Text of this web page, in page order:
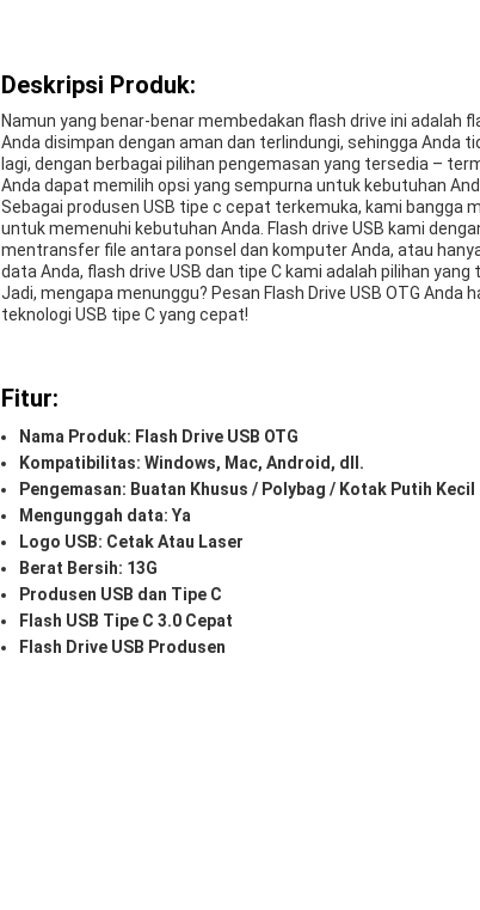
Deskripsi Produk:
Namun yang benar-benar membedakan flash drive ini adalah
Anda disimpan dengan aman dan terlindungi, sehingga Anda
lagi, dengan berbagai pilihan pengemasan yang tersedia –
Anda dapat memilih opsi yang sempurna untuk kebutuhan
Sebagai produsen USB tipe c cepat terkemuka, kami bangga
untuk memenuhi kebutuhan Anda. Flash drive USB kami
mentransfer file antara ponsel dan komputer Anda, atau
data Anda, flash drive USB dan tipe C kami adalah pilihan yang
Jadi, mengapa menunggu? Pesan Flash Drive USB OTG Anda
teknologi USB tipe C yang cepat!
Fitur:
Nama Produk: Flash Drive USB OTG
Kompatibilitas: Windows, Mac, Android, dll.
Pengemasan: Buatan Khusus / Polybag / Kotak Putih Kecil
Mengunggah data: Ya
Logo USB: Cetak Atau Laser
Berat Bersih: 13G
Produsen USB dan Tipe C
Flash USB Tipe C 3.0 Cepat
Flash Drive USB Produsen